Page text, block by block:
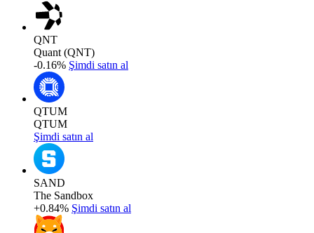
QNT
Quant (QNT)
-0.16% Şimdi satın al
QTUM
QTUM
Şimdi satın al
SAND
The Sandbox
+0.84% Şimdi satın al